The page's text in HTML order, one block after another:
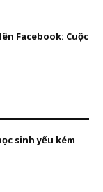
Facebook: Cuộc
sinh yếu kém